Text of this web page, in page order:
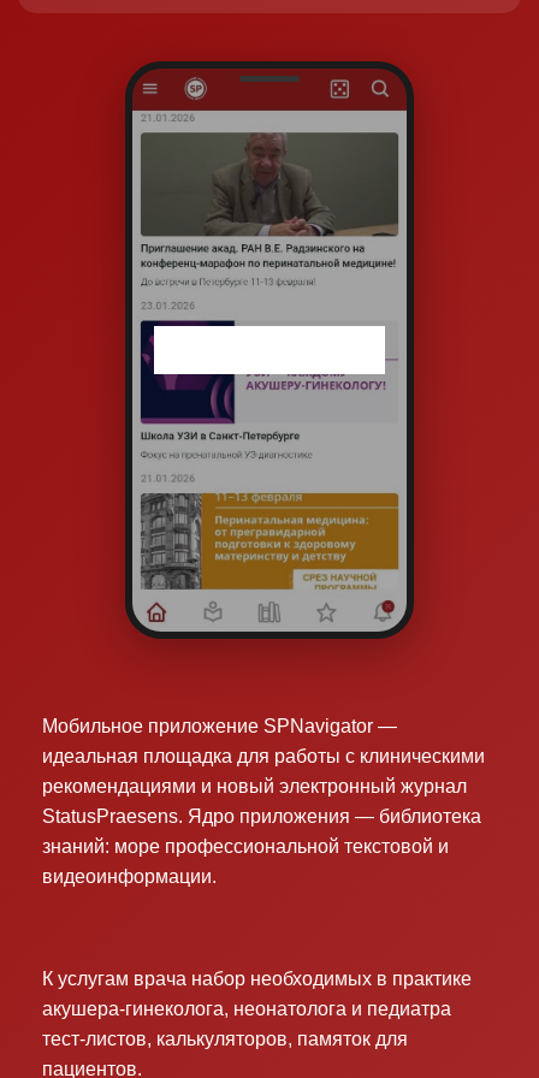
Можно ли изменить адрес доставки после
Да, напишите нам как можно скорее. После
передачи в отправку изменить адрес нельзя.
Что делать, если я указал неверный телефон
Свяжитесь с нами сразу — оперативно обновим
данные, чтобы вы получили СМС и трек‑номер.
Сколько составляет срок хранения заказа в
отделении почты?
Срок хранения посылки — 30 дней.
Можно ли получить книгу, если срок хранения
Да, можем отправить повторно.
Стоимость услуги сообщит менеджер — свяжитесь с
Можно ли купить книги не через сайт?
Да! Книги можно приобрести на наших
конференциях — часто там действуют специальные
цены и акции. Следите за анонсами на сайте.
А также книг
и журналы StatusPr
esens
о приобрестинаOZON
Мобильное приложение SPNavigator —
идеальная площадка для работы с клиническими
рекомендациями и новый электронный журнал
StatusPraesens. Ядро приложения — библиотека
знаний: море профессиональной текстовой и
видеоинформации.
К услугам врача набор необходимых в практике
акушера-гинеколога, неонатолога и педиатра
тест-листов, калькуляторов, памяток для
пациентов.